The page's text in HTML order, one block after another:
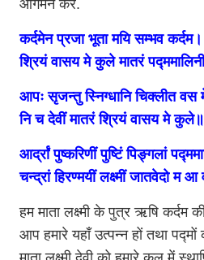
आगमन करें.
कर्दमेन प्रजा भूता मयि सम्भव कर्दम।
श्रियं वासय मे कुले मातरं
आपः सृजन्तु स्निग्धानि चिक्लीत वस
नि च देवीं मातरं श्रियं वासय मे कुले॥
आर्द्रां पुष्करिणीं पुष्टिं पिङ्गलां
चन्द्रां हिरण्मयीं लक्ष्मीं जातवेदो म
हम माता लक्ष्मी के पुत्र ऋषि कर्दम
आप हमारे यहाँ उत्पन्न हों तथा पद्मों